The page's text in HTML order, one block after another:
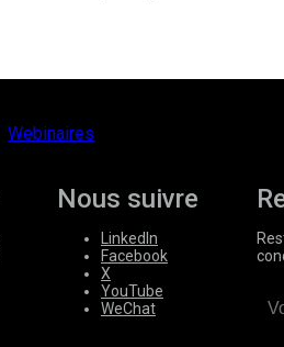
Webinaires
Nous suivre
LinkedIn
Facebook
X
YouTube
WeChat